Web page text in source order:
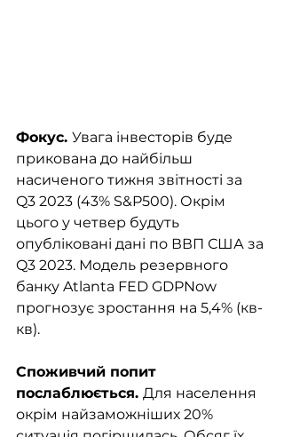
Фокус. Увага інвесторів буде
прикована до найбільш
насиченого тижня звітності за
Q3 2023 (43% S&P500). Окрім
цього у четвер будуть
опубліковані дані по ВВП США за
Q3 2023. Модель резервного
банку Atlanta FED GDPNow
прогнозує зростання на 5,4% (кв-
кв).
Споживчий попит
послаблюється. Для населення
окрім найзаможніших 20%